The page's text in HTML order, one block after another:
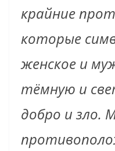
крайние
которые
женское и
тёмную и
добро и зло.